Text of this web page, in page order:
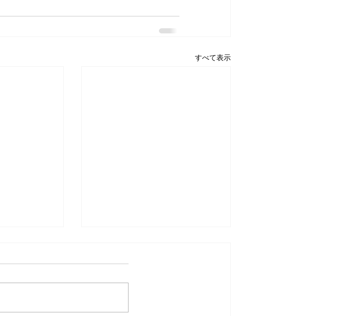
すべて表示